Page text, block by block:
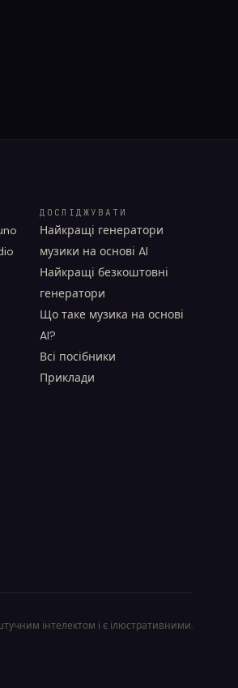
ДОСЛІДЖУВАТИ
Найкращі генератори
музики на основі AI
Найкращі безкоштовні
генератори
Що таке музика на основі
AI?
Всі посібники
Приклади
інтелектом і є ілюстративними.